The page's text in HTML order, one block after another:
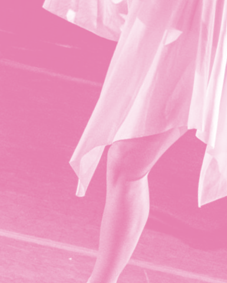
Cursos para profesionales